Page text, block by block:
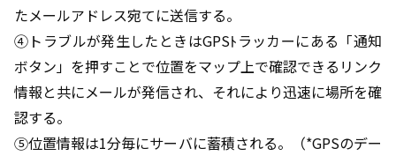
たメールアドレス宛てに送信する。
④トラブルが発生したときはGPSﾄラッカーにある「通知
ボタン」を押すことで位置をマップ上で確認できるリンク
情報と共にメールが発信され、それにより迅速に場所を確
認する。
⑤位置情報は1分毎にサーバに蓄積される。（*GPSのデー